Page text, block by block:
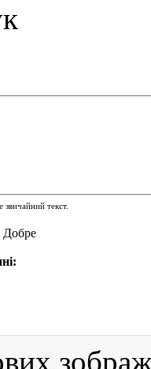
текст.
Добре